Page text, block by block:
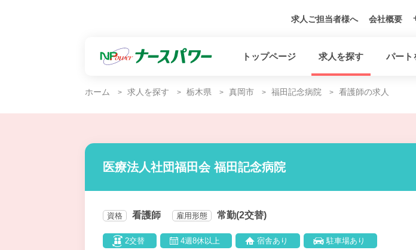
求人ご担当者様へ 会社概要
トップページ 求人を探す パート
ホーム 求人を探す 栃木県 真岡市 福田記念病院 看護師の求人
医療法人社団福田会 福田記念病院
資格 看護師 雇用形態 常勤(2交替)
2交替 4週8休以上 宿舎あり 駐車場あり